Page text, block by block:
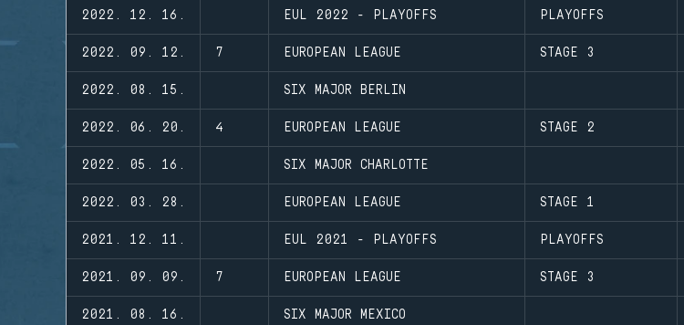
2022. 12. 16. EUL 2022 - PLAYOFFS PLAYOFFS
2022. 09. 12. 7 EUROPEAN LEAGUE STAGE 3
2022. 08. 15. SIX MAJOR BERLIN
2022. 06. 20. 4 EUROPEAN LEAGUE STAGE 2
2022. 05. 16. SIX MAJOR CHARLOTTE
2022. 03. 28. EUROPEAN LEAGUE STAGE 1
2021. 12. 11. EUL 2021 - PLAYOFFS PLAYOFFS
2021. 09. 09. 7 EUROPEAN LEAGUE STAGE 3
2021. 08. 16. SIX MAJOR MEXICO